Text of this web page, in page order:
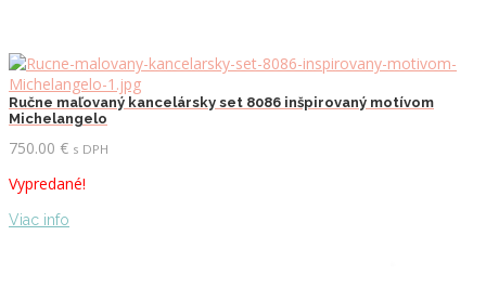
Ručne maľovaný kancelársky set 8086 inšpirovaný motívom
Michelangelo
750.00 € s DPH
Vypredané!
Viac info